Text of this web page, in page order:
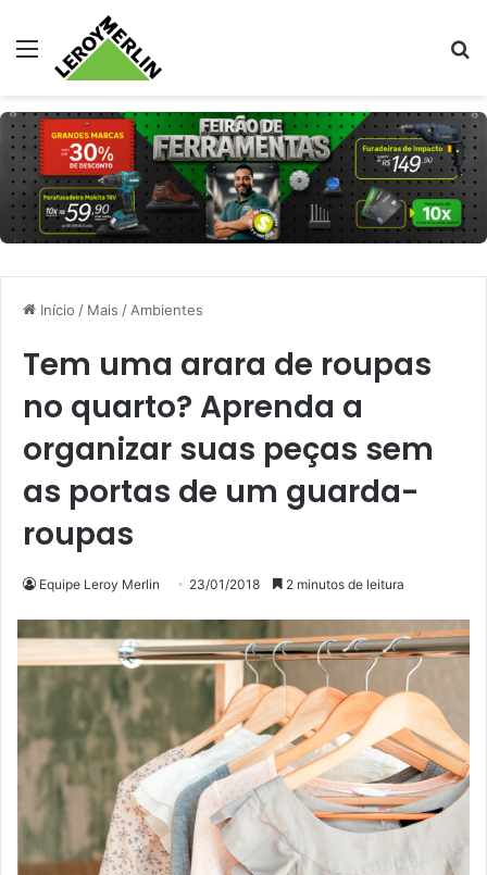
Menu
Início / Mais /Ambientes
Tem uma arara de roupas
no quarto? Aprenda a
organizar suas peças sem
as portas de um guarda-
roupas
Equipe Leroy Merlin 23/01/2018 2 minutos de leitura